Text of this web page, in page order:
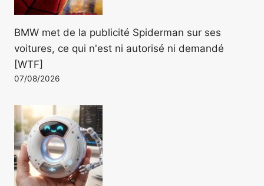
BMW met de la publicité Spiderman sur ses
voitures, ce qui n'est ni autorisé ni demandé
[WTF]
07/08/2026